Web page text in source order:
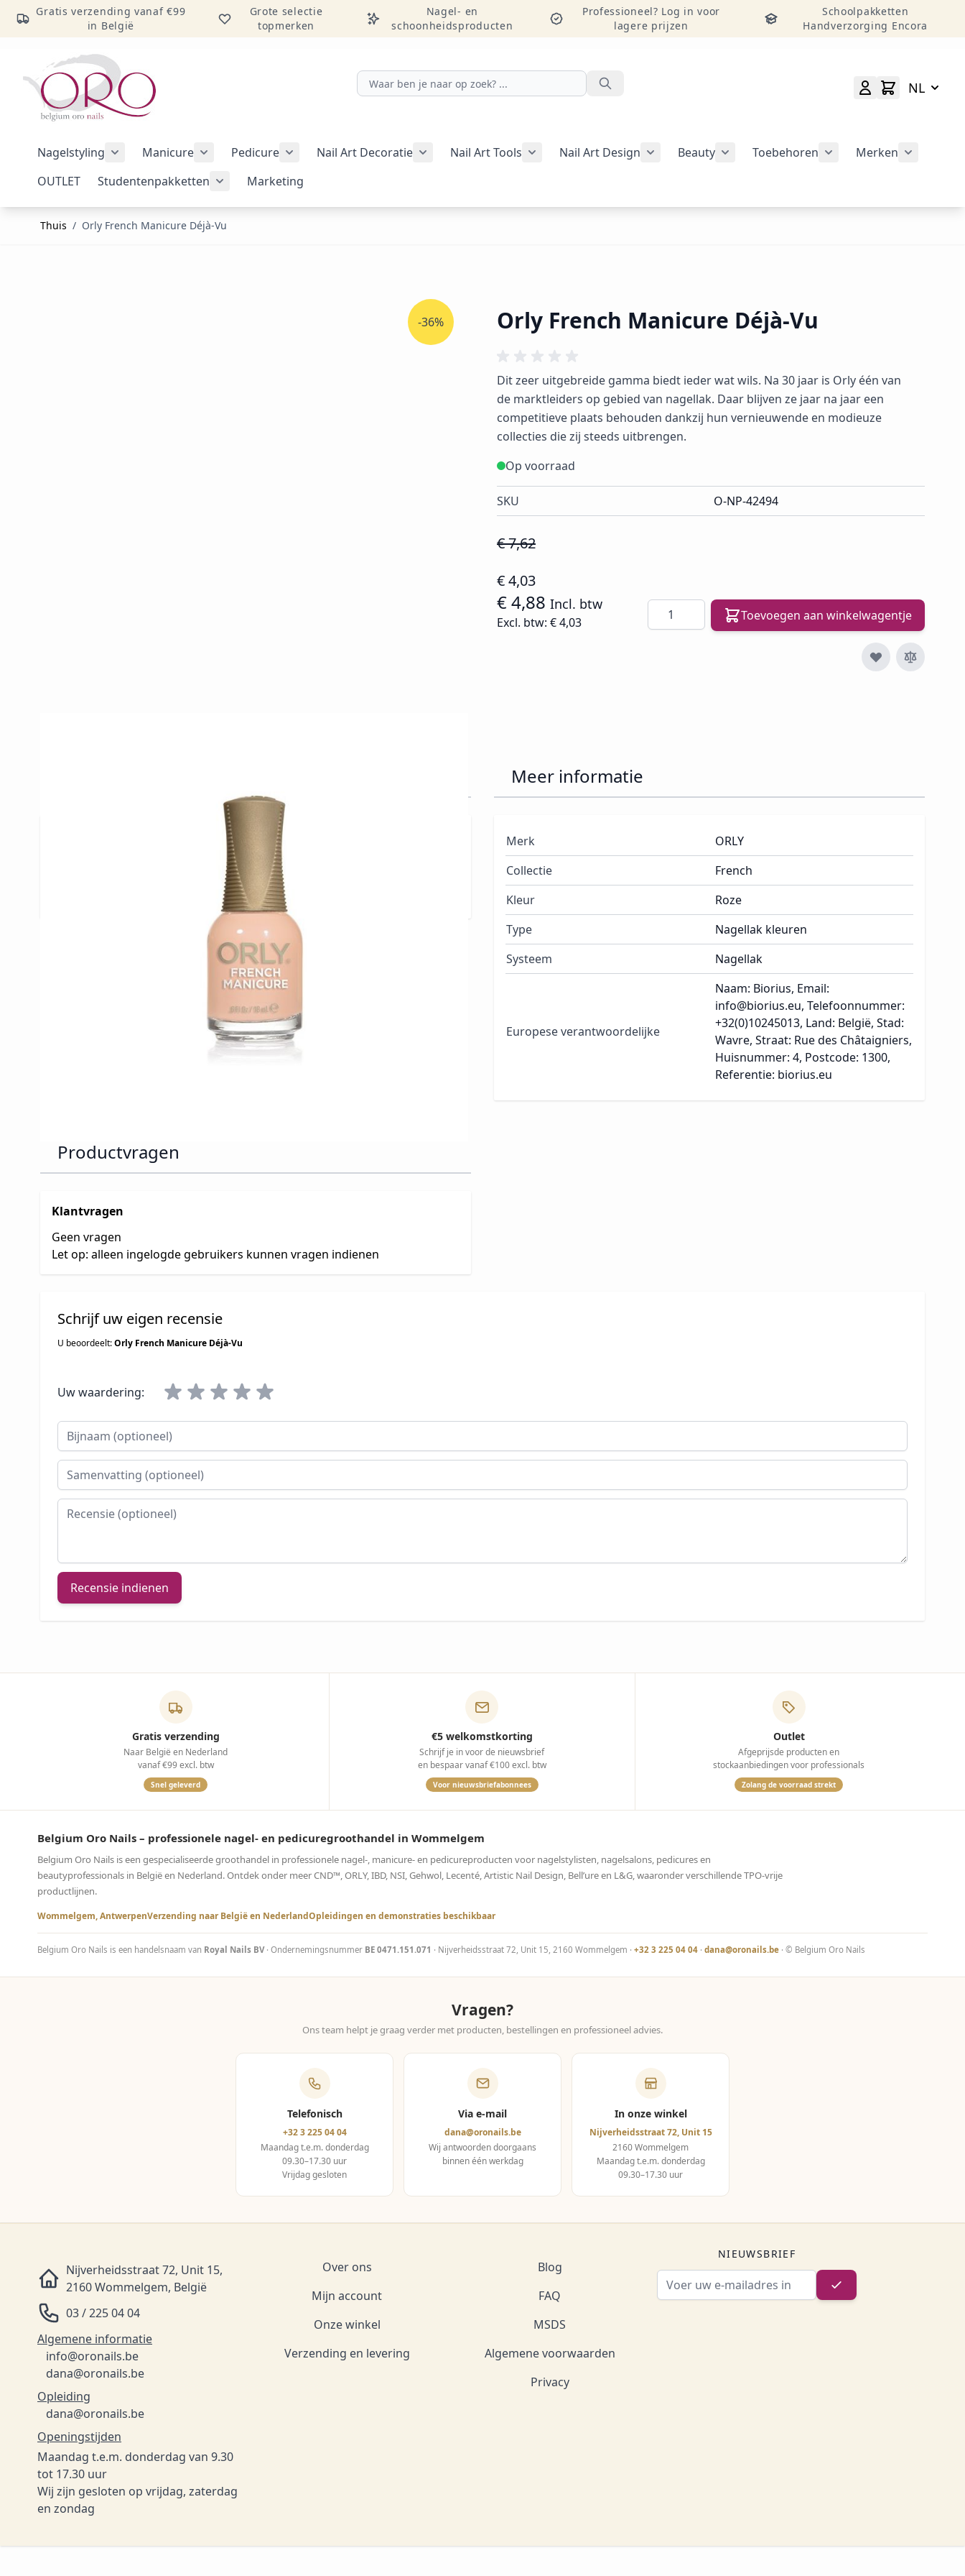
Gratis verzending vanaf €99
in België
Grote selectie
topmerken
Nagel- en
schoonheidsproducten
Professioneel? Log in voor
lagere prijzen
Schoolpakketten
Handverzorging Encora
Ga naar inhoud
Zoeken
NL
Nagelstyling
Manicure
Pedicure
Nail Art Decoratie
Nail Art Tools
Nail Art Design
Beauty
Toebehoren
Merken
OUTLET
Studentenpakketten
Marketing
Thuis / Orly French Manicure Déjà-Vu
Orly French Manicure Déjà-Vu
-36%
Dit zeer uitgebreide gamma biedt ieder wat wils. Na 30 jaar is Orly één van
de marktleiders op gebied van nagellak. Daar blijven ze jaar na jaar een
competitieve plaats behouden dankzij hun vernieuwende en modieuze
collecties die zij steeds uitbrengen.
Op voorraad
SKU O-NP-42494
€ 7,62
€ 4,03
€ 4,88 Incl. btw
Excl. btw: € 4,03
Aantal Toevoegen aan winkelwagentje
Dit zeer uitgebreide gamma biedt ieder wat wils. Na 30 jaar is Orly één van
de marktleiders op gebied van nagellak. Daar blijven ze jaar na jaar een
competitieve plaats behouden dankzij hun vernieuwende en modieuze
collecties die zij steeds uitbrengen.
Meer informatie
Merk
ORLY
Collectie
French
Kleur
Roze
Type
Nagellak kleuren
Systeem
Nagellak
Europese verantwoordelijke
Naam: Biorius, Email:
info@biorius.eu, Telefoonnummer:
+32(0)10245013, Land: België, Stad:
Wavre, Straat: Rue des Châtaigniers,
Huisnummer: 4, Postcode: 1300,
Referentie: biorius.eu
Productvragen
Klantvragen
Geen vragen
Let op: alleen ingelogde gebruikers kunnen vragen indienen
Schrijf uw eigen recensie
U beoordeelt:Orly French Manicure Déjà-Vu
Uw waardering:
Bijnaam
Samenvatting
Recensie
Recensie indienen
Gratis verzending
Naar België en Nederland
vanaf €99 excl. btw
Snel geleverd
€5 welkomstkorting
Schrijf je in voor de nieuwsbrief
en bespaar vanaf €100 excl. btw
Voor nieuwsbriefabonnees
Outlet
Afgeprijsde producten en
stockaanbiedingen voor professionals
Zolang de voorraad strekt
Belgium Oro Nails – professionele nagel- en pedicuregroothandel in Wommelgem
Belgium Oro Nails is een gespecialiseerde groothandel in professionele nagel-, manicure- en pedicureproducten voor nagelstylisten, nagelsalons, pedicures en
beautyprofessionals in België en Nederland. Ontdek onder meer CND™, ORLY, IBD, NSI, Gehwol, Lecenté, Artistic Nail Design, Bell’ure en L&G, waaronder verschillende TPO-vrije
productlijnen.
Wommelgem, AntwerpenVerzending naar België en NederlandOpleidingen en demonstraties beschikbaar
Belgium Oro Nails is een handelsnaam van Royal Nails BV· Ondernemingsnummer BE 0471.151.071 · Nijverheidsstraat 72, Unit 15, 2160 Wommelgem · +32 3 225 04 04 · dana@oronails.be · © Belgium Oro Nails
Vragen?
Ons team helpt je graag verder met producten, bestellingen en professioneel advies.
Telefonisch
+32 3 225 04 04
Maandag t.e.m. donderdag
09.30–17.30 uur
Vrijdag gesloten
Via e-mail
dana@oronails.be
Wij antwoorden doorgaans
binnen één werkdag
In onze winkel
Nijverheidsstraat 72, Unit 15
2160 Wommelgem
Maandag t.e.m. donderdag
09.30–17.30 uur
Nijverheidsstraat 72, Unit 15,
2160 Wommelgem, België
03 / 225 04 04
Algemene informatie
info@oronails.be
dana@oronails.be
Opleiding
dana@oronails.be
Openingstijden
Maandag t.e.m. donderdag van 9.30
tot 17.30 uur
Wij zijn gesloten op vrijdag, zaterdag
en zondag
Over ons
Mijn account
Onze winkel
Verzending en levering
Blog
FAQ
MSDS
Algemene voorwaarden
Privacy
NIEUWSBRIEF
E-mailadres